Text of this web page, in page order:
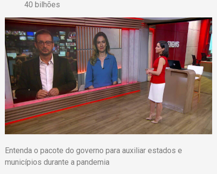
40 bilhões
Entenda o pacote do governo para auxiliar estados e
municípios durante a pandemia